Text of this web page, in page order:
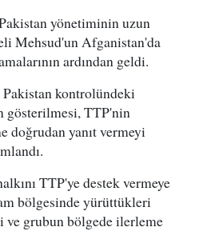
yönetiminin uzun
Mehsud'un Afganistan'da
ardından geldi.
kontrolündeki
gösterilmesi, TTP'nin
doğrudan yanıt vermeyi
TTP'ye destek vermeye
bölgesinde yürüttükleri
ve grubun bölgede ilerleme